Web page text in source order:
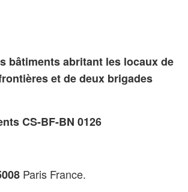
bâtiments abritant les locaux de
et de deux brigades
CS-BF-BN 0126
Paris France.